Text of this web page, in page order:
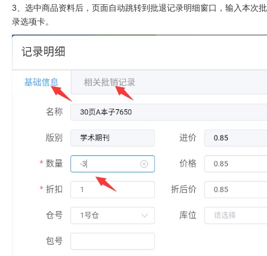
3、选中商品资料后，页面自动跳转到批退记录明细窗口，输入本次
录选项卡。